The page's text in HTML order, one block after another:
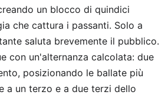
un blocco di quindici
che cattura i passanti. Solo a
saluta brevemente il pubblico.
con un'alternanza calcolata: due
posizionando le ballate più
a un terzo e a due terzi dello